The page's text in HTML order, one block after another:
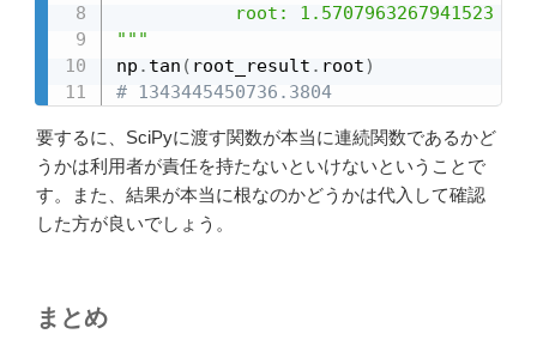
           root: 1.5707963267941523
"""
np . tan ( root_result . root)
# 1343445450736.3804
要するに、SciPyに渡す関数が本当に連続関数であるかど
うかは利用者が責任を持たないといけないということで
す。また、結果が本当に根なのかどうかは代入して確認
した方が良いでしょう。
まとめ